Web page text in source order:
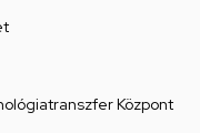
Központ